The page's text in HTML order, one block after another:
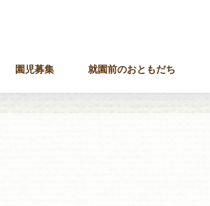
園児募集 就園前のおともだち